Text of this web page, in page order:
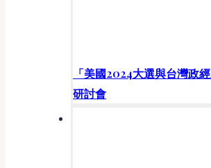
「美國2024大選與台灣政
研討會